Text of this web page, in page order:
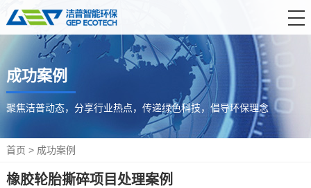
首 页
解决方案
服务支持
成功案例
聚焦洁普动态，分享行业热点，传递绿色科技，倡导环保理念
首页 > 成功案例
橡胶轮胎撕碎项目处理案例